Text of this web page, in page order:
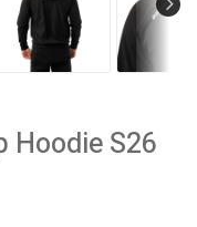
Hoodie S26